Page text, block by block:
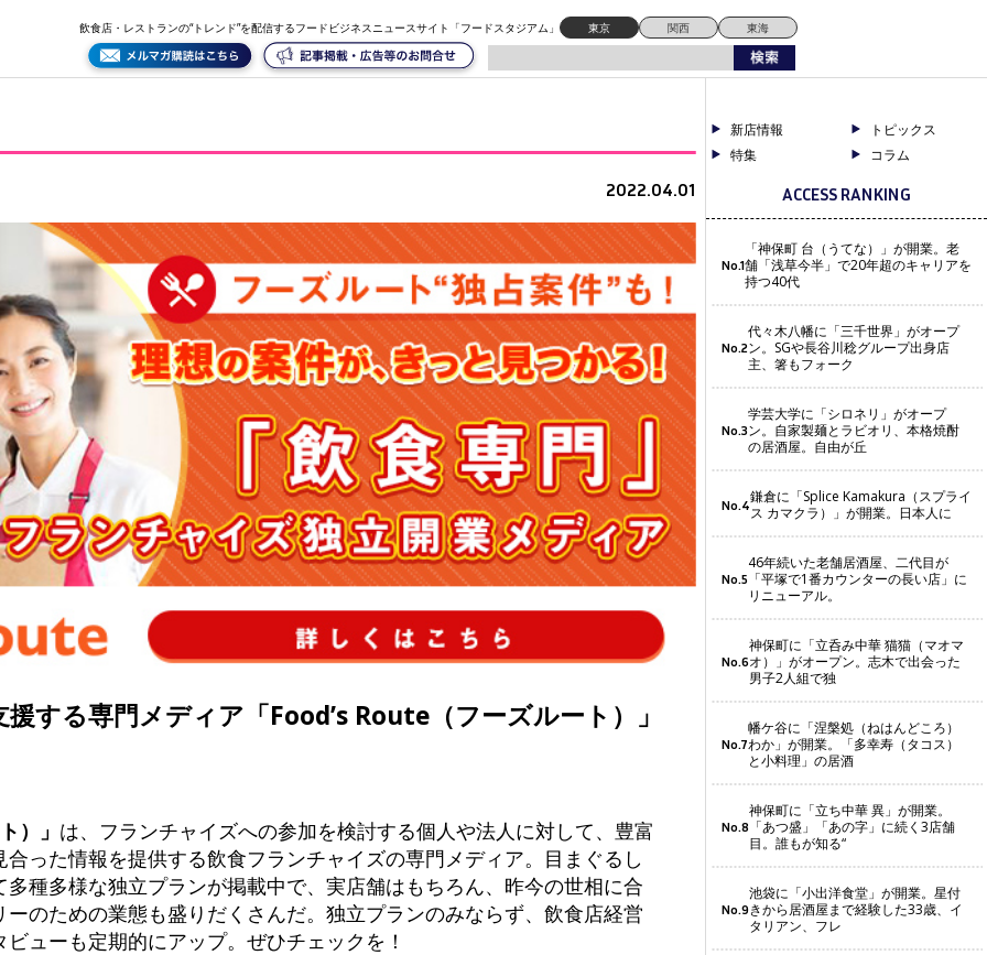
飲食店・レストランの“トレンド”を配信するフードビジネスニュースサイト「フードスタジアム」 東京 関西 東海
2022.04.01
する専門メディア「Food’s Route（フーズルート）」
）」 は、フランチャイズへの参加を検討する個人や法人に対して、豊富
った情報を提供する飲食フランチャイズの専門メディア。目まぐるし
種多様な独立プランが掲載中で、実店舗はもちろん、昨今の世相に合
のための業態も盛りだくさんだ。独立プランのみならず、飲食店経営
ューも定期的にアップ。ぜひチェックを！
新店情報
トピックス
特集
コラム
ACCESS RANKING
No.1
「神保町 台（うてな）」が開業。老
舗「浅草今半」で20年超のキャリアを
持つ40代
No.2
代々木八幡に「三千世界」がオープ
ン。SGや長谷川稔グループ出身店
主、箸もフォーク
No.3
学芸大学に「シロネリ」がオープ
ン。自家製麺とラビオリ、本格焼酎
の居酒屋。自由が丘
No.4鎌倉に「Splice Kamakura（スプライ
ス カマクラ）」が開業。日本人に
No.5
46年続いた老舗居酒屋、二代目が
「平塚で1番カウンターの長い店」に
リニューアル。
No.6
神保町に「立呑み中華 猫猫（マオマ
オ）」がオープン。志木で出会った
男子2人組で独
No.7
幡ケ谷に「涅槃処（ねはんどころ）
わか」が開業。「多幸寿（タコス）
と小料理」の居酒
No.8
神保町に「立ち中華 異」が開業。
「あつ盛」「あの字」に続く3店舗
目。誰もが知る“
No.9
池袋に「小出洋食堂」が開業。星付
きから居酒屋まで経験した33歳、イ
タリアン、フレ